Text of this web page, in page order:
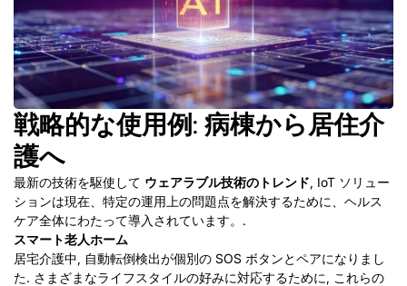
戦略的な使用例: 病棟から居住介
護へ
最新の技術を駆使して ウェアラブル技術のトレンド, IoT ソリュー
ションは現在、特定の運用上の問題点を解決するために、ヘルス
ケア全体にわたって導入されています。.
スマート老人ホーム
居宅介護中, 自動転倒検出が個別の SOS ボタンとペアになりまし
た. さまざまなライフスタイルの好みに対応するために, これらの